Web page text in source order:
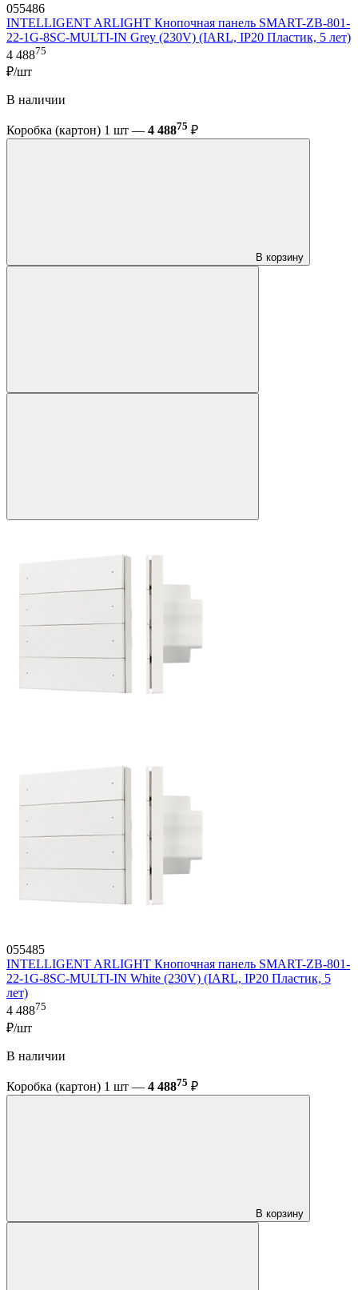
055486
INTELLIGENT ARLIGHT Кнопочная панель SMART-ZB-801-
22-1G-8SC-MULTI-IN Grey (230V) (IARL, IP20 Пластик, 5 лет)
4 48875
₽/шт
В наличии
Коробка (картон) 1 шт — 4 48875 ₽
В корзину
055485
INTELLIGENT ARLIGHT Кнопочная панель SMART-ZB-801-
22-1G-8SC-MULTI-IN White (230V) (IARL, IP20 Пластик, 5
лет)
4 48875
₽/шт
В наличии
Коробка (картон) 1 шт — 4 48875 ₽
В корзину